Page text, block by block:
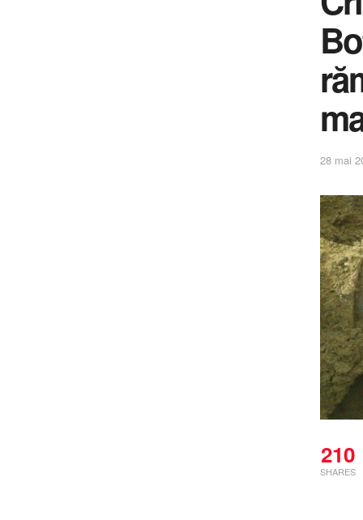
28 mai
210
SHARES